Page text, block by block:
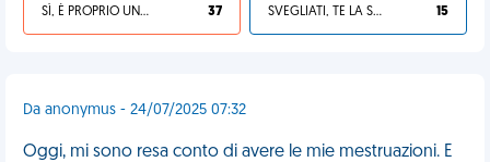
SÌ, È PROPRIO UNA VDM! 37 SVEGLIATI, TE LA SEI CERCATA! 15
Da anonymus - 24/07/2025 07:32
Oggi, mi sono resa conto di avere le mie mestruazioni. E